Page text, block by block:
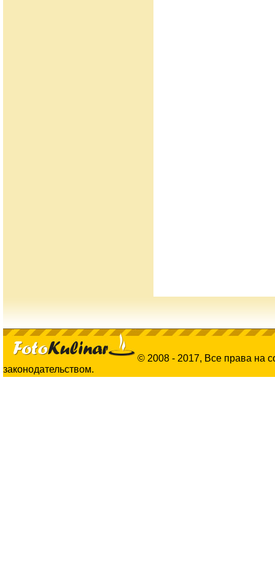
© 2008 - 2017, Все права на
законодательством.